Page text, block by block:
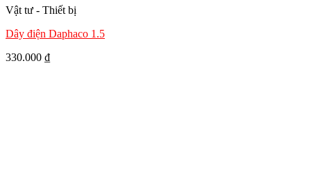
Vật tư - Thiết bị
Dây điện Daphaco 1.5
330.000 ₫